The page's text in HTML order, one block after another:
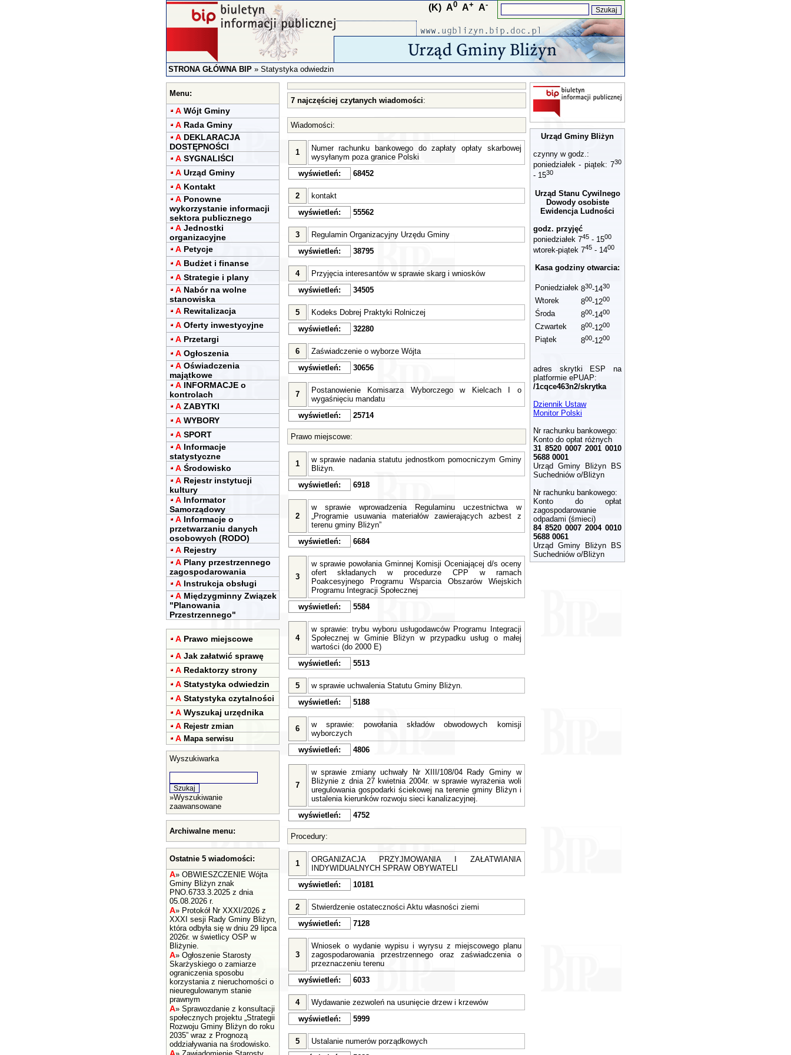
(K) A0 A+ A-
STRONA GŁÓWNA BIP»Statystyka odwiedzin
Menu:
A Wójt Gminy
A Rada Gminy
A DEKLARACJA
DOSTĘPNOŚCI
A SYGNALIŚCI
A Urząd Gminy
A Kontakt
A Ponowne
wykorzystanie informacji
sektora publicznego
A Jednostki
organizacyjne
A Petycje
A Budżet i finanse
A Strategie i plany
A Nabór na wolne
stanowiska
A Rewitalizacja
A Oferty inwestycyjne
A Przetargi
A Ogłoszenia
A Oświadczenia
majątkowe
A INFORMACJE o
kontrolach
A ZABYTKI
A WYBORY
A SPORT
A Informacje
statystyczne
A Środowisko
A Rejestr instytucji
kultury
A Informator
Samorządowy
A Informacje o
przetwarzaniu danych
osobowych (RODO)
A Rejestry
A Plany przestrzennego
zagospodarowania
A Instrukcja obsługi
A Międzygminny Związek
"Planowania
Przestrzennego"
A Prawo miejscowe
A Jak załatwić sprawę
A Redaktorzy strony
A Statystyka odwiedzin
A Statystyka czytalności
A Wyszukaj urzędnika
A Rejestr zmian
A Mapa serwisu
Wyszukiwarka
»Wyszukiwanie
zaawansowane
Archiwalne menu:
Ostatnie 5 wiadomości:
A» OBWIESZCZENIE Wójta
Gminy Bliżyn znak
PNO.6733.3.2025 z dnia
05.08.2026 r.
A» Protokół Nr XXXI/2026 z
XXXI sesji Rady Gminy Bliżyn,
która odbyła się w dniu 29 lipca
2026r. w świetlicy OSP w
Bliżynie.
A» Ogłoszenie Starosty
Skarżyskiego o zamiarze
ograniczenia sposobu
korzystania z nieruchomości o
nieuregulowanym stanie
prawnym
A» Sprawozdanie z konsultacji
społecznych projektu „Strategii
Rozwoju Gminy Bliżyn do roku
2035” wraz z Prognozą
oddziaływania na środowisko.
7 najczęściej czytanych wiadomości:
Wiadomości:
1
Numer rachunku bankowego do zapłaty opłaty skarbowej
wysyłanym poza granice Polski
wyświetleń:
68452
2
kontakt
wyświetleń:
55562
3
Regulamin Organizacyjny Urzędu Gminy
wyświetleń:
38795
4
Przyjęcia interesantów w sprawie skarg i wniosków
wyświetleń:
34505
5
Kodeks Dobrej Praktyki Rolniczej
wyświetleń:
32280
6
Zaświadczenie o wyborze Wójta
wyświetleń:
30656
7
Postanowienie Komisarza Wyborczego w Kielcach I o
wygaśnięciu mandatu
wyświetleń:
25714
Prawo miejscowe:
1
w sprawie nadania statutu jednostkom pomocniczym Gminy
Bliżyn.
wyświetleń:
6918
2
w sprawie wprowadzenia Regulaminu uczestnictwa w
„Programie usuwania materiałów zawierających azbest z
terenu gminy Bliżyn”
wyświetleń:
6684
3
w sprawie powołania Gminnej Komisji Oceniającej d/s oceny
ofert składanych w procedurze CPP w ramach
Poakcesyjnego Programu Wsparcia Obszarów Wiejskich
Programu Integracji Społecznej
wyświetleń:
5584
4
w sprawie: trybu wyboru usługodawców Programu Integracji
Społecznej w Gminie Bliżyn w przypadku usług o małej
wartości (do 2000 E)
wyświetleń:
5513
5
w sprawie uchwalenia Statutu Gminy Bliżyn.
wyświetleń:
5188
6
w sprawie: powołania składów obwodowych komisji
wyborczych
wyświetleń:
4806
7
w sprawie zmiany uchwały Nr XIII/108/04 Rady Gminy w
Bliżynie z dnia 27 kwietnia 2004r. w sprawie wyrażenia woli
uregulowania gospodarki ściekowej na terenie gminy Bliżyn i
ustalenia kierunków rozwoju sieci kanalizacyjnej.
wyświetleń:
4752
Procedury:
1
ORGANIZACJA PRZYJMOWANIA I ZAŁATWIANIA
INDYWIDUALNYCH SPRAW OBYWATELI
wyświetleń:
10181
2
Stwierdzenie ostateczności Aktu własności ziemi
wyświetleń:
7128
3
Wniosek o wydanie wypisu i wyrysu z miejscowego planu
zagospodarowania przestrzennego oraz zaświadczenia o
przeznaczeniu terenu
wyświetleń:
6033
4
Wydawanie zezwoleń na usunięcie drzew i krzewów
wyświetleń:
5999
5
Ustalanie numerów porządkowych
Urząd Gminy Bliżyn
czynny w godz.:
poniedziałek - piątek: 730
- 1530
Urząd Stanu Cywilnego
Dowody osobiste
Ewidencja Ludności
godz. przyjęć
poniedziałek 745 - 1500
wtorek-piątek 745 - 1400
Kasa godziny otwarcia:
Poniedziałek 830-1430
Wtorek 800-1200
Środa 800-1400
Czwartek 800-1200
Piątek 800-1200
adres skrytki ESP na
platformie ePUAP:
/1cqce463n2/skrytka
Dziennik Ustaw
Monitor Polski
Nr rachunku bankowego:
Konto do opłat różnych
31 8520 0007 2001 0010
5688 0001
Urząd Gminy Bliżyn BS
Suchedniów o/Bliżyn
Nr rachunku bankowego:
Konto do opłat
zagospodarowanie
odpadami (śmieci)
84 8520 0007 2004 0010
5688 0061
Urząd Gminy Bliżyn BS
Suchedniów o/Bliżyn